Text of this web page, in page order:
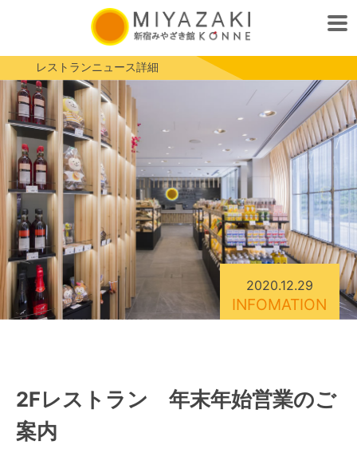
レストランニュース詳細
2020.12.29
INFOMATION
2Fレストラン 年末年始営業のご
案内